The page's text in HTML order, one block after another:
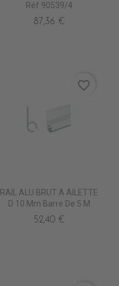
Réf 90539/4
87,36 €
RAIL ALU BRUT A AILETTE
D 10 Mm Barre De 5 M
52,40 €
favorite_border